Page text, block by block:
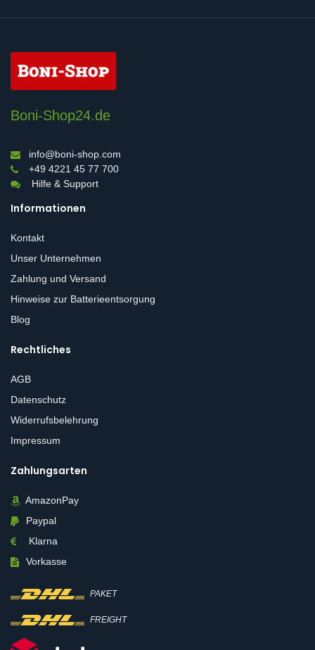
Boni-Shop24.de
info@boni-shop.com
+49 4221 45 77 700
Hilfe & Support
Informationen
Kontakt
Unser Unternehmen
Zahlung und Versand
Hinweise zur Batterieentsorgung
Blog
Rechtliches
AGB
Datenschutz
Widerrufsbelehrung
Impressum
Zahlungsarten
AmazonPay
Paypal
Klarna
Vorkasse
PAKET
FREIGHT